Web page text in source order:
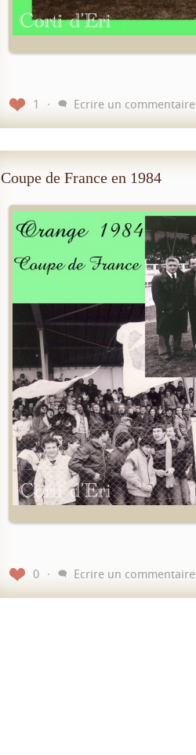
1 Ecrire un commentaire
Coupe de France en 1984
0 Ecrire un commentaire